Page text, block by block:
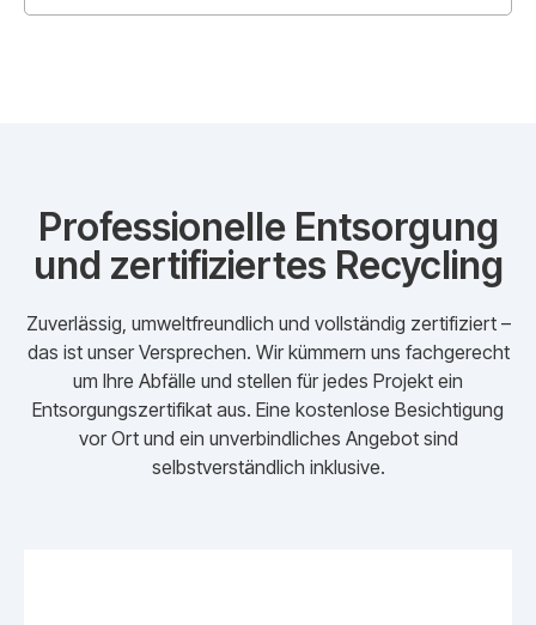
Professionelle Entsorgung
und zertifiziertes Recycling
Zuverlässig, umweltfreundlich und vollständig zertifiziert –
das ist unser Versprechen. Wir kümmern uns fachgerecht
um Ihre Abfälle und stellen für jedes Projekt ein
Entsorgungszertifikat aus. Eine kostenlose Besichtigung
vor Ort und ein unverbindliches Angebot sind
selbstverständlich inklusive.